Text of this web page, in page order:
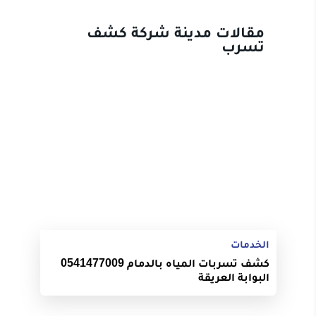
مقالات مدينة شركة كشف
تسرب
الخدمات
كشف تسربات المياه بالدمام 0541477009
البوابة العريقة